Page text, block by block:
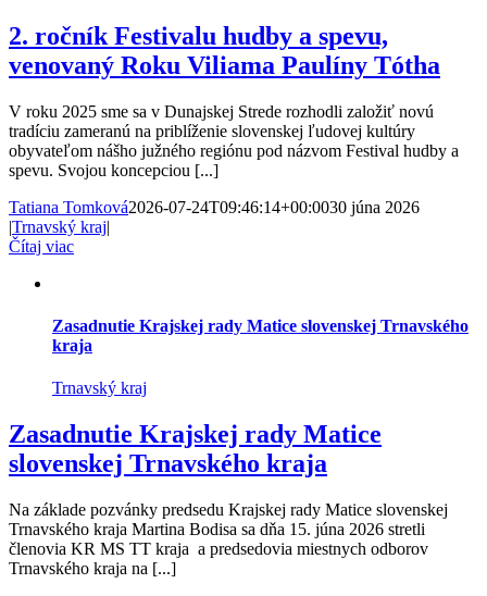
2. ročník Festivalu hudby a spevu,
venovaný Roku Viliama Paulíny Tótha
V roku 2025 sme sa v Dunajskej Strede rozhodli založiť novú
tradíciu zameranú na priblíženie slovenskej ľudovej kultúry
obyvateľom nášho južného regiónu pod názvom Festival hudby a
spevu. Svojou koncepciou [...]
Tatiana Tomková2026-07-24T09:46:14+00:0030 júna 2026
|Trnavský kraj|
Čítaj viac
Zasadnutie Krajskej rady Matice slovenskej Trnavského
kraja
Trnavský kraj
Zasadnutie Krajskej rady Matice
slovenskej Trnavského kraja
Na základe pozvánky predsedu Krajskej rady Matice slovenskej
Trnavského kraja Martina Bodisa sa dňa 15. júna 2026 stretli
členovia KR MS TT kraja a predsedovia miestnych odborov
Trnavského kraja na [...]